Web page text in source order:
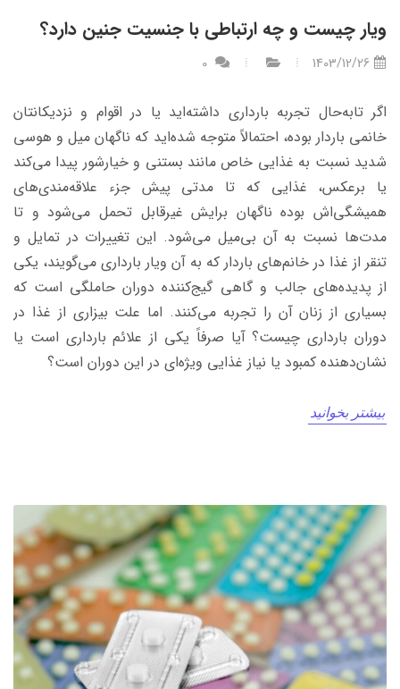
ویار چیست و چه ارتباطی با جنسیت جنین دارد؟
1403/12/26
اگر تا‌به‌حال تجربه بارداری داشته‌اید یا در اقوام و نزدیکانتان
خانمی باردار بوده، احتمالاً متوجه شده‌اید که ناگهان میل و هوسی
شدید نسبت به غذایی خاص مانند بستنی و خیارشور پیدا می‌کند
یا برعکس، غذایی که تا مدتی پیش جزء علاقه‌مندی‌های
همیشگی‌اش بوده ناگهان برایش غیرقابل تحمل می‌شود و تا
مدت‌ها نسبت به آن بی‌میل می‌شود. این تغییرات در تمایل و
تنقر از غذا در خانم‌های باردار که به آن ویار بارداری می‌گویند، یکی
از پدیده‌های جالب و گاهی گیج‌کننده دوران حاملگی است که
بسیاری از زنان آن را تجربه می‌کنند. اما علت بیزاری از غذا در
دوران بارداری چیست؟ آیا صرفاً یکی از علائم بارداری است یا
نشان‌دهنده کمبود یا نیاز غذایی ویژه‌ای در این دوران است؟
بیشتر بخوانید